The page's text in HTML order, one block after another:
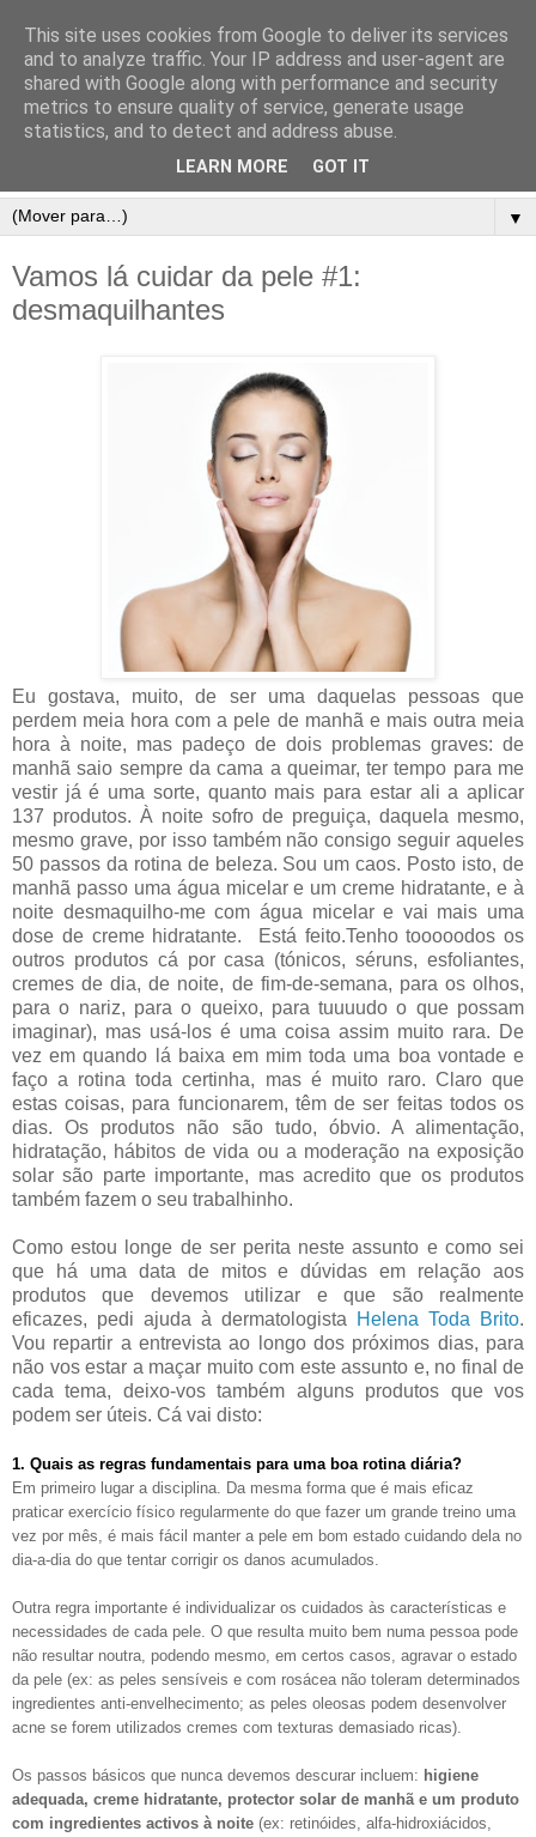
▼
Vamos lá cuidar da pele #1:
desmaquilhantes
Eu gostava, muito, de ser uma daquelas pessoas que
perdem meia hora com a pele de manhã e mais outra meia
hora à noite, mas padeço de dois problemas graves: de
manhã saio sempre da cama a queimar, ter tempo para me
vestir já é uma sorte, quanto mais para estar ali a aplicar
137 produtos. À noite sofro de preguiça, daquela mesmo,
mesmo grave, por isso também não consigo seguir aqueles
50 passos da rotina de beleza. Sou um caos. Posto isto, de
manhã passo uma água micelar e um creme hidratante, e à
noite desmaquilho-me com água micelar e vai mais uma
dose de creme hidratante. Está feito.Tenho tooooodos os
outros produtos cá por casa (tónicos, séruns, esfoliantes,
cremes de dia, de noite, de fim-de-semana, para os olhos,
para o nariz, para o queixo, para tuuuudo o que possam
imaginar), mas usá-los é uma coisa assim muito rara. De
vez em quando lá baixa em mim toda uma boa vontade e
faço a rotina toda certinha, mas é muito raro. Claro que
estas coisas, para funcionarem, têm de ser feitas todos os
dias. Os produtos não são tudo, óbvio. A alimentação,
hidratação, hábitos de vida ou a moderação na exposição
solar são parte importante, mas acredito que os produtos
também fazem o seu trabalhinho.
Como estou longe de ser perita neste assunto e como sei
que há uma data de mitos e dúvidas em relação aos
produtos que devemos utilizar e que são realmente
eficazes, pedi ajuda à dermatologista
Helena Toda Brito.
Vou repartir a entrevista ao longo dos próximos dias, para
não vos estar a maçar muito com este assunto e, no final de
cada tema, deixo-vos também alguns produtos que vos
podem ser úteis. Cá vai disto:
1. Quais as regras fundamentais para uma boa rotina diária?
Em primeiro lugar a disciplina. Da mesma forma que é mais eficaz
praticar exercício físico regularmente do que fazer um grande treino uma
vez por mês, é mais fácil manter a pele em bom estado cuidando dela no
dia-a-dia do que tentar corrigir os danos acumulados.
Outra regra importante é individualizar os cuidados às características e
necessidades de cada pele. O que resulta muito bem numa pessoa pode
não resultar noutra, podendo mesmo, em certos casos, agravar o estado
da pele (ex: as peles sensíveis e com rosácea não toleram determinados
ingredientes anti-envelhecimento; as peles oleosas podem desenvolver
acne se forem utilizados cremes com texturas demasiado ricas).
Os passos básicos que nunca devemos descurar incluem: higiene
adequada, creme hidratante, protector solar de manhã e um produto
com ingredientes activos à noite (ex: retinóides, alfa-hidroxiácidos,
This site uses cookies from Google to deliver its services
and to analyze traffic. Your IP address and user-agent are
shared with Google along with performance and security
metrics to ensure quality of service, generate usage
statistics, and to detect and address abuse.
LEARN MORE GOT IT